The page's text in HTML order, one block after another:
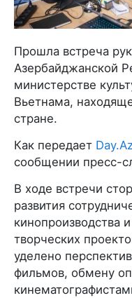
Прошла встреча
Азербайджанской
министерстве
Вьетнама,
стране.
Как передает Day.Az
сообщении пресс-
В ходе встречи
развития
кинопроизводства
творческих
уделено
фильмов, обмену